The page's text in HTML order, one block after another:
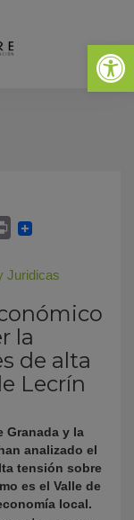
Abrir
Juridicas
la
de alta
Lecrín
Granada y la
analizado el
tensión sobre
es el Valle de
local.